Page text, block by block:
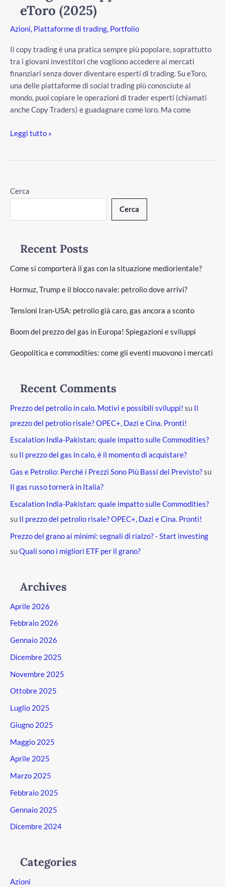
eToro (2025)
Azioni, Piattaforme di trading, Portfolio
Il copy trading è una pratica sempre più popolare, soprattutto
tra i giovani investitori che vogliono accedere ai mercati
finanziari senza dover diventare esperti di trading. Su eToro,
una delle piattaforme di social trading più conosciute al
mondo, puoi copiare le operazioni di trader esperti (chiamati
anche Copy Traders) e guadagnare come loro. Ma come
(2025)
Leggi tutto »
Cerca
Cerca
Recent Posts
Come si comporterà il gas con la situazione mediorientale?
Hormuz, Trump e il blocco navale: petrolio dove arrivi?
Tensioni Iran-USA: petrolio già caro, gas ancora a sconto
Boom del prezzo del gas in Europa! Spiegazioni e sviluppi
Geopolitica e commodities: come gli eventi muovono i mercati
Recent Comments
Prezzo del petrolio in calo. Motivi e possibili sviluppi! su Il
prezzo del petrolio risale? OPEC+, Dazi e Cina. Pronti!
Escalation India-Pakistan: quale impatto sulle Commodities?
su Il prezzo del gas in calo, è il momento di acquistare?
Gas e Petrolio: Perché i Prezzi Sono Più Bassi del Previsto?su
Il gas russo tornerà in Italia?
Escalation India-Pakistan: quale impatto sulle Commodities?
su Il prezzo del petrolio risale? OPEC+, Dazi e Cina. Pronti!
Prezzo del grano ai minimi: segnali di rialzo? - Start investing
suQuali sono i migliori ETF per il grano?
Archives
Aprile 2026
Febbraio 2026
Gennaio 2026
Dicembre 2025
Novembre 2025
Ottobre 2025
Luglio 2025
Giugno 2025
Maggio 2025
Aprile 2025
Marzo 2025
Febbraio 2025
Gennaio 2025
Dicembre 2024
Categories
Azioni